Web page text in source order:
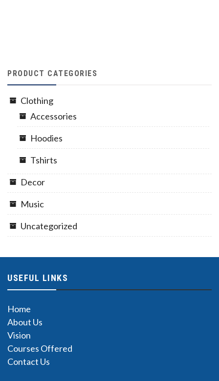
PRODUCT CATEGORIES
Clothing
Accessories
Hoodies
Tshirts
Decor
Music
Uncategorized
USEFUL LINKS
Home
About Us
Vision
Courses Offered
Contact Us